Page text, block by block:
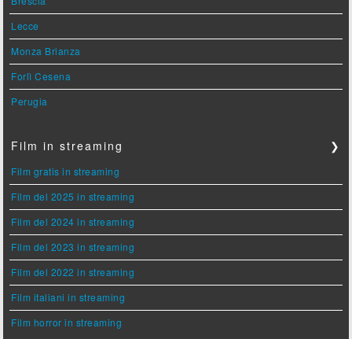
Lecce
Monza Brianza
Forlì Cesena
Perugia
Film in streaming ❯
Film gratis in streaming
Film del 2025 in streaming
Film del 2024 in streaming
Film del 2023 in streaming
Film del 2022 in streaming
Film italiani in streaming
Film horror in streaming